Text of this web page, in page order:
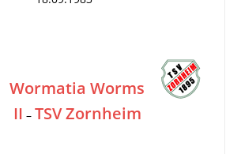
Wormatia Worms
II – TSV Zornheim